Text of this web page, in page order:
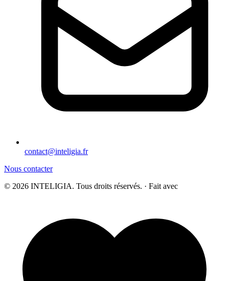
contact@inteligia.fr
Nous contacter
© 2026 INTELIGIA. Tous droits réservés. · Fait avec